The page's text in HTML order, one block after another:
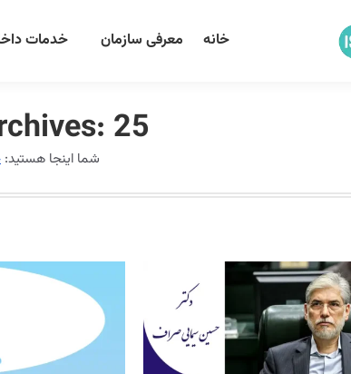
خانه معرفی سازمان خدمات
25 ژوئن 2025
شما اینجا هستید: